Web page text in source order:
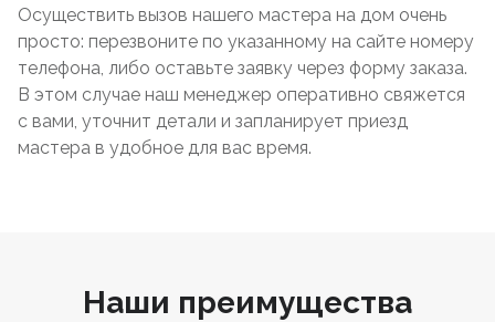
Осуществить вызов нашего мастера на дом очень
просто: перезвоните по указанному на сайте номеру
телефона, либо оставьте заявку через форму заказа.
В этом случае наш менеджер оперативно свяжется
с вами, уточнит детали и запланирует приезд
мастера в удобное для вас время.
Наши преимущества